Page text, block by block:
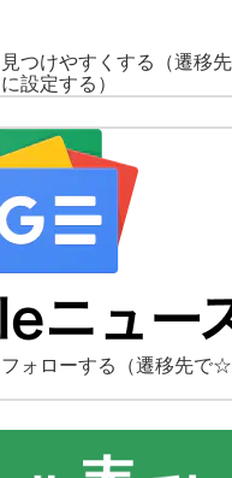
つけやすくする
（遷移
設定する）
ォローする
（遷移先で